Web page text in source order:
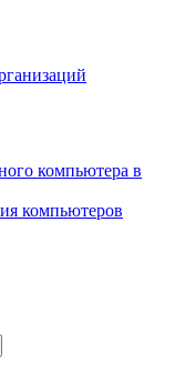
компьютера в
компьютеров